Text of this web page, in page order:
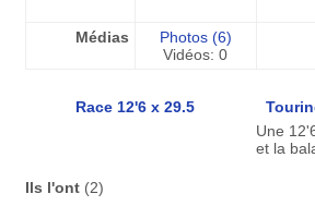
Médias
Photos (6)
Vidéos: 0
Race 12'6 x 29.5
Une
et la
Ils l'ont(2)